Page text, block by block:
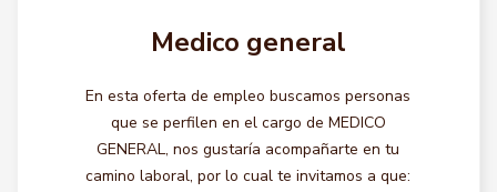
Medico general
En esta oferta de empleo buscamos personas
que se perfilen en el cargo de MEDICO
GENERAL, nos gustaría acompañarte en tu
camino laboral, por lo cual te invitamos a que: